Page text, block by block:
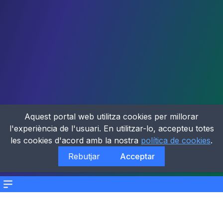
Menu
Aquest portal web utilitza cookies per millorar
l'experiència de l'usuari. En utilitzar-lo, accepteu totes
les cookies d'acord amb la nostra política de cookies.
Rebutjar
Acceptar